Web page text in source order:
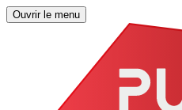
Ouvrir le menu